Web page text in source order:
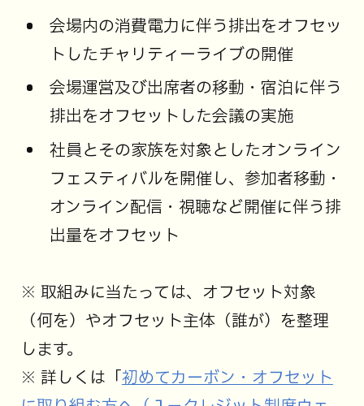
会場内の消費電力に伴う排出をオフセッ
トしたチャリティーライブの開催
会場運営及び出席者の移動・宿泊に伴う
排出をオフセットした会議の実施
社員とその家族を対象としたオンライン
フェスティバルを開催し、参加者移動・
オンライン配信・視聴など開催に伴う排
出量をオフセット
※ 取組みに当たっては、オフセット対象
（何を）やオフセット主体（誰が）を整理
します。
※ 詳しくは「初めてカーボン・オフセット